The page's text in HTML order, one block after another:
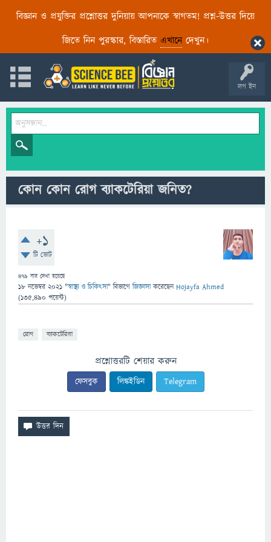
বিজ্ঞান ও প্রযুক্তির প্রশ্নোত্তর দুনিয়ায় আপনাকে স্বাগতম! প্রশ্ন-উত্তর দিয়ে
জিতে নিন পুরস্কার, বিস্তারিত এখানেদেখুন।
লগ ইন
কোন কোন রোগ ব্যাকটেরিয়া জনিত?
+1
টি ভোট
479 বার দেখা হয়েছে
18 নভেম্বর 2021 "স্বাস্থ্য ও চিকিৎসা" বিভাগে জিজ্ঞাসাকরেছেনHojayfa Ahmed
(135,490 পয়েন্ট)
রোগ ব্যাকটেরিয়া
প্রশ্নোত্তরটি শেয়ার করুন
ফেসবুক লিঙ্কইডিন Telegram